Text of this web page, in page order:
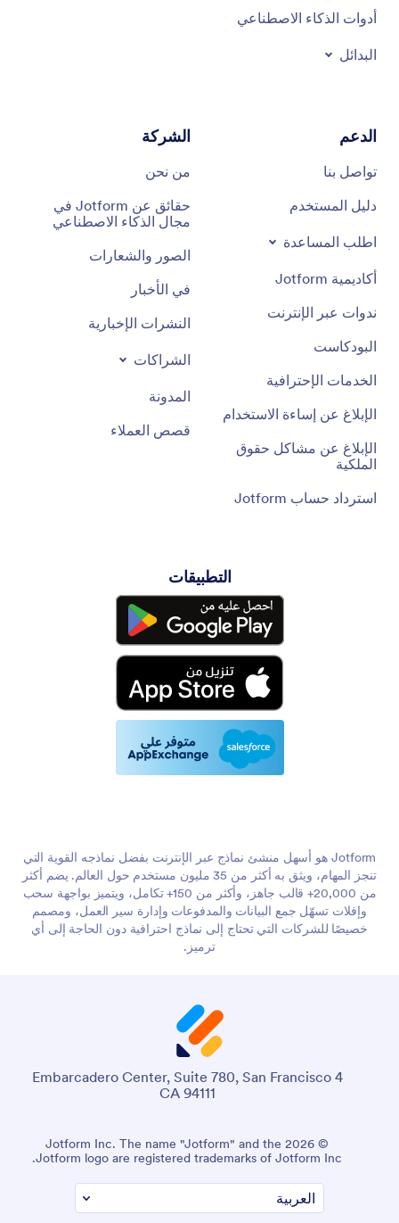
أدوات الذكاء الاصطناعي
البدائل
الدعم
تواصل بنا
دليل المستخدم
اطلب المساعدة
أكاديمية Jotform
ندوات عبر الإنترنت
البودكاست
الخدمات الإحترافية
الإبلاغ عن إساءة الاستخدام
الإبلاغ عن مشاكل حقوق
الملكية
استرداد حساب Jotform
الشركة
من نحن
حقائق عن Jotform في
مجال الذكاء الاصطناعي
الصور والشعارات
في الأخبار
النشرات الإخبارية
الشراكات
المدونة
قصص العملاء
التطبيقات
Jotform هو أسهل منشئ نماذج عبر الإنترنت بفضل نماذجه القوية التي
تنجز المهام، ويثق به أكثر من 35 مليون مستخدم حول العالم. يضم أكثر
من 20,000+ قالب جاهز، وأكثر من 150+ تكامل، ويتميز بواجهة سحب
وإفلات تسهّل جمع البيانات والمدفوعات وإدارة سير العمل، ومصمم
خصيصًا للشركات التي تحتاج إلى نماذج احترافية دون الحاجة إلى أي
ترميز.
4 Embarcadero Center, Suite 780, San Francisco
CA 94111
© 2026 Jotform Inc. The name "Jotform" and the
Jotform logo are registered trademarks of Jotform Inc.